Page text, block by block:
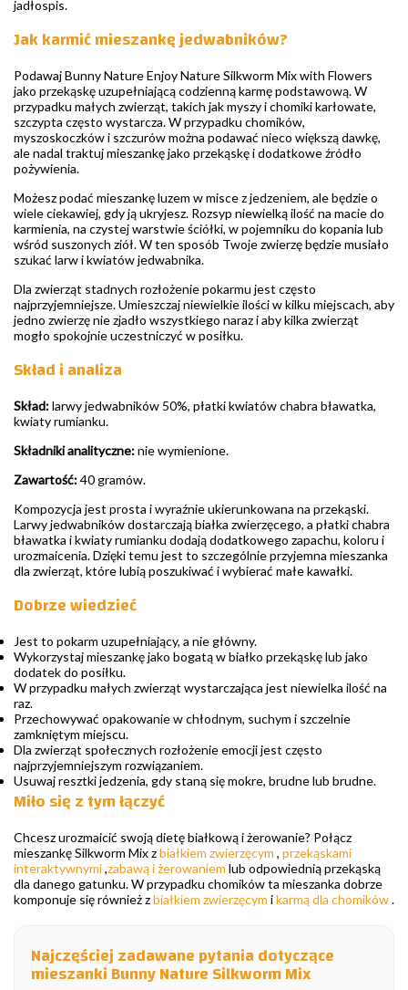
jadłospis.
Jak karmić mieszankę jedwabników?
Podawaj Bunny Nature Enjoy Nature Silkworm Mix with Flowers
jako przekąskę uzupełniającą codzienną karmę podstawową. W
przypadku małych zwierząt, takich jak myszy i chomiki karłowate,
szczypta często wystarcza. W przypadku chomików,
myszoskoczków i szczurów można podawać nieco większą dawkę,
ale nadal traktuj mieszankę jako przekąskę i dodatkowe źródło
pożywienia.
Możesz podać mieszankę luzem w misce z jedzeniem, ale będzie o
wiele ciekawiej, gdy ją ukryjesz. Rozsyp niewielką ilość na macie do
karmienia, na czystej warstwie ściółki, w pojemniku do kopania lub
wśród suszonych ziół. W ten sposób Twoje zwierzę będzie musiało
szukać larw i kwiatów jedwabnika.
Dla zwierząt stadnych rozłożenie pokarmu jest często
najprzyjemniejsze. Umieszczaj niewielkie ilości w kilku miejscach, aby
jedno zwierzę nie zjadło wszystkiego naraz i aby kilka zwierząt
mogło spokojnie uczestniczyć w posiłku.
Skład i analiza
Skład:larwy jedwabników 50%, płatki kwiatów chabra bławatka,
kwiaty rumianku.
Składniki analityczne:nie wymienione.
Zawartość:40 gramów.
Kompozycja jest prosta i wyraźnie ukierunkowana na przekąski.
Larwy jedwabników dostarczają białka zwierzęcego, a płatki chabra
bławatka i kwiaty rumianku dodają dodatkowego zapachu, koloru i
urozmaicenia. Dzięki temu jest to szczególnie przyjemna mieszanka
dla zwierząt, które lubią poszukiwać i wybierać małe kawałki.
Dobrze wiedzieć
Jest to pokarm uzupełniający, a nie główny.
Wykorzystaj mieszankę jako bogatą w białko przekąskę lub jako
dodatek do posiłku.
W przypadku małych zwierząt wystarczająca jest niewielka ilość na
raz.
Przechowywać opakowanie w chłodnym, suchym i szczelnie
zamkniętym miejscu.
Dla zwierząt społecznych rozłożenie emocji jest często
najprzyjemniejszym rozwiązaniem.
Usuwaj resztki jedzenia, gdy staną się mokre, brudne lub brudne.
Miło się z tym łączyć
Chcesz urozmaicić swoją dietę białkową i żerowanie? Połącz
mieszankę Silkworm Mix zbiałkiem zwierzęcym , przekąskami
interaktywnymi,zabawą i żerowaniem lub odpowiednią przekąską
dla danego gatunku. W przypadku chomików ta mieszanka dobrze
komponuje się również zbiałkiem zwierzęcym ikarmą dla chomików.
Najczęściej zadawane pytania dotyczące
mieszanki Bunny Nature Silkworm Mix